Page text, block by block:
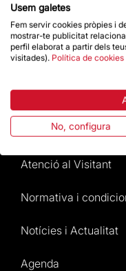
Destacats
Preguntes freqüents
Atenció al Visitant
Normativa i
Notícies i Actualitat
Agenda
Usem galetes
Fem servir cookies pròpies i
mostrar-te publicitat
perfil elaborat a partir dels
visitades). Política de cookies
No, configura